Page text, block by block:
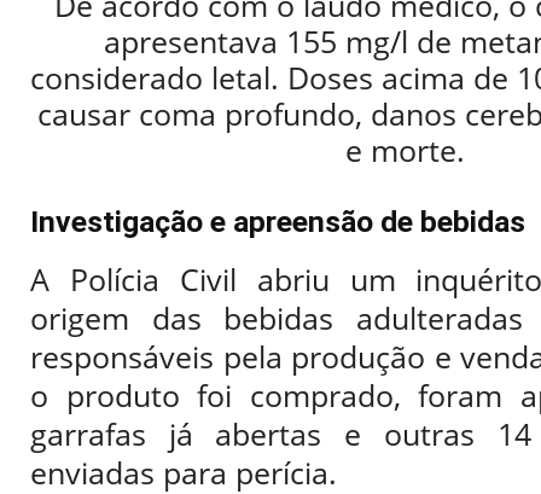
apresentava 155 mg/l de
considerado letal. Doses acima de
causar coma profundo, danos
e morte.
Investigação e apreensão de bebidas
A Polícia Civil abriu um
origem das bebidas
responsáveis pela produção e
o produto foi comprado, foram
garrafas já abertas e outras 14
enviadas para perícia.